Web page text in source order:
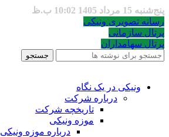
پنج‌شنبه 15 مرداد 1405 10:02 ب.ظ
رسانه تصویری ونیکی
پرتال سازمانی
پرتال سهامداران
جستجو
ونیکی در یک نگاه
درباره شرکت
تاریخچه شرکت
موزه ونیکی
درباره موزه ونیکی